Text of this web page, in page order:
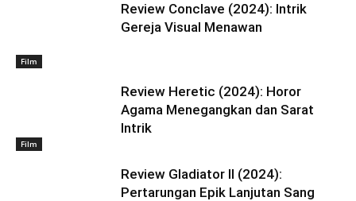
Film
Review Conclave (2024): Intrik
Gereja Visual Menawan
Film
Review Heretic (2024): Horor
Agama Menegangkan dan Sarat
Intrik
Review Gladiator II (2024):
Pertarungan Epik Lanjutan Sang